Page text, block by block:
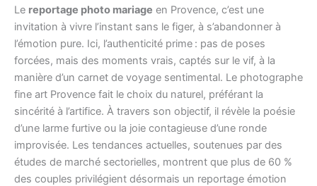
Le reportage photo mariage en Provence, c’est une
invitation à vivre l’instant sans le figer, à s’abandonner à
l’émotion pure. Ici, l’authenticité prime : pas de poses
forcées, mais des moments vrais, captés sur le vif, à la
manière d’un carnet de voyage sentimental. Le photographe
fine art Provence fait le choix du naturel, préférant la
sincérité à l’artifice. À travers son objectif, il révèle la poésie
d’une larme furtive ou la joie contagieuse d’une ronde
improvisée. Les tendances actuelles, soutenues par des
études de marché sectorielles, montrent que plus de 60 %
des couples privilégient désormais un reportage émotion